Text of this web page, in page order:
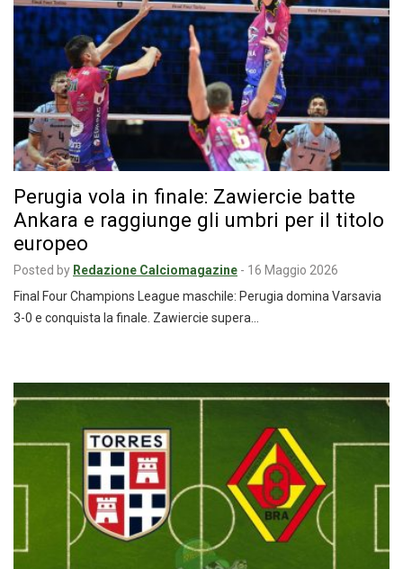
Perugia vola in finale: Zawiercie batte
Ankara e raggiunge gli umbri per il titolo
europeo
Posted by Redazione Calciomagazine - 16 Maggio 2026
Final Four Champions League maschile: Perugia domina Varsavia
3-0 e conquista la finale. Zawiercie supera…